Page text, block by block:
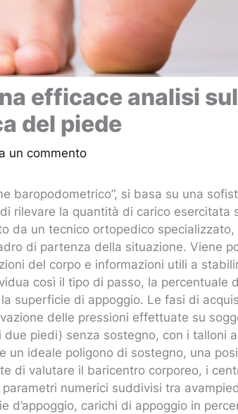
efficace analisi
del piede
un commento
baropodometrico”, si basa su una
rilevare la quantità di carico esercitata
da un tecnico ortopedico
di partenza della situazione. Viene
del corpo e informazioni utili a
così il tipo di passo, la percentuale
superficie di appoggio. Le fasi di
delle pressioni effettuate su
piedi) senza sostegno, con i talloni
un ideale poligono di sostegno, una
di valutare il baricentro corporeo, i
numerici suddivisi tra
d’appoggio, carichi di appoggio in